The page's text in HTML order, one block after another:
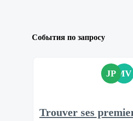
События по запросу
JP MV
Trouver ses